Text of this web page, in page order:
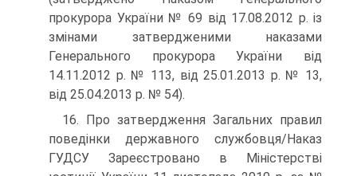
прокурора України № 69 від 17.08.2012 р. із
змінами затвердженими на­казами
Генерального прокурора України від
14.11.2012 р. № 113, від 25.01.2013 р. № 13,
від 25.04.2013 р. № 54).
16. Про затвердження Загальних правил
поведінки державного службовця/Наказ
ГУДСУ Зареєстро­вано в Міністерстві